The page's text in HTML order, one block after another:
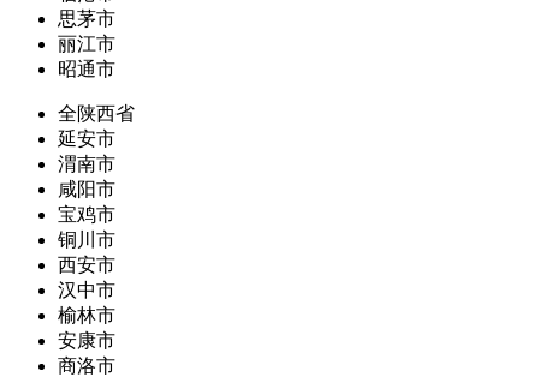
思茅市
丽江市
昭通市
全陕西省
延安市
渭南市
咸阳市
宝鸡市
铜川市
西安市
汉中市
榆林市
安康市
商洛市